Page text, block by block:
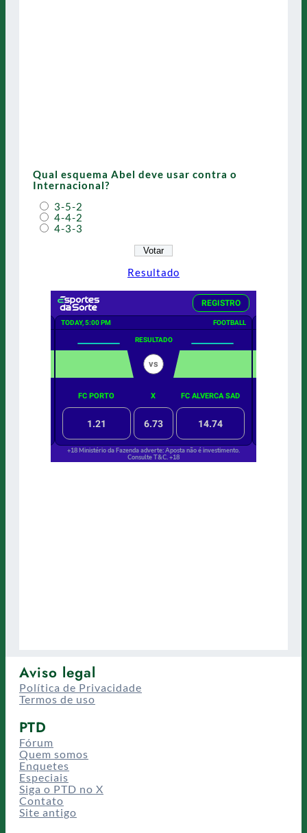
Qual esquema Abel deve usar contra o
Internacional?
3-5-2
4-4-2
4-3-3
Resultado
Aviso legal
Política de Privacidade
Termos de uso
PTD
Fórum
Quem somos
Enquetes
Especiais
Siga o PTD no X
Contato
Site antigo